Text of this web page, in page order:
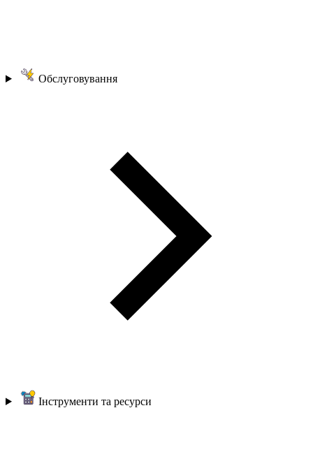
Обслуговування
Інструменти та ресурси